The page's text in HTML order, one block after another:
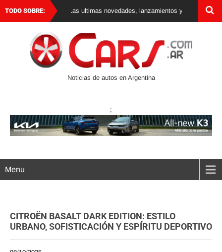
TODO SOBRE:
y el mundo. Las ultimas novedades, lanzamientos y test drives de
Noticias de autos en Argentina
;
Menu
CITROËN BASALT DARK EDITION: ESTILO
URBANO, SOFISTICACIÓN Y ESPÍRITU DEPORTIVO